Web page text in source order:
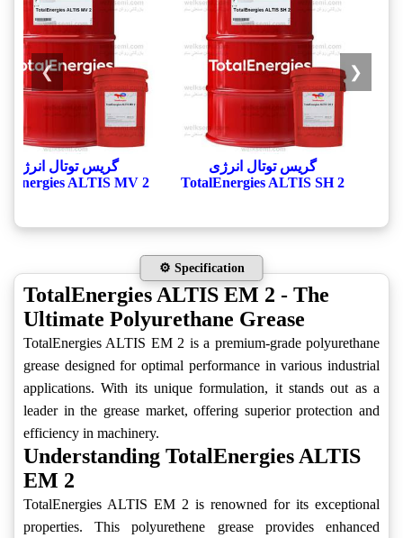
گریس توتال انرژی
TotalEnergies ALTIS SH 2
گریس توتال انرژی
ALTIS MV 2
❮
❯
⚙️ Specification
TotalEnergies ALTIS EM 2 - The
Ultimate Polyurethane Grease
TotalEnergies ALTIS EM 2 is a premium-grade polyurethane
grease designed for optimal performance in various industrial
applications. With its unique formulation, it stands out as a
leader in the grease market, offering superior protection and
efficiency in machinery.
Understanding TotalEnergies ALTIS
EM 2
TotalEnergies ALTIS EM 2 is renowned for its exceptional
properties. This polyurethene grease provides enhanced